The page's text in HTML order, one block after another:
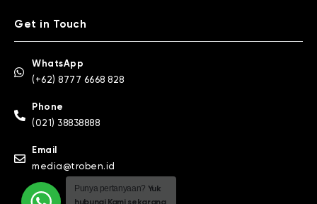
Get in Touch
WhatsApp
(+62) 8777 6668 828
Phone
(021) 38838888
Email
media@troben.id
Punya pertanyaan? Yuk
hubungi Kami sekarang